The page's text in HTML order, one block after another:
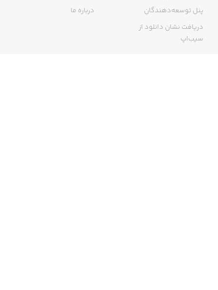
پنل توسعه‌دهندگان
دریافت نشان دانلود از
سیب‌اپ
درباره ما